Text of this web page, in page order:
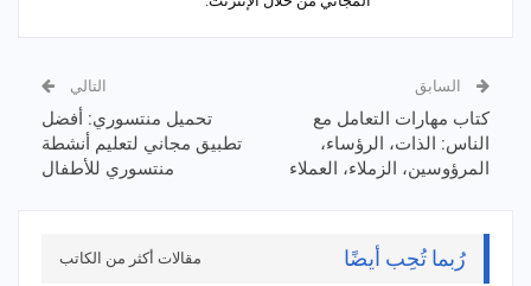
السابق
كتاب مهارات التعامل مع
الناس: الذات، الرؤساء،
المرؤوسين، الزملاء، العملاء
التالي
تحميل منتسوري: أفضل
تطبيق مجاني لتعليم أنشطة
منتسوري للأطفال
رُبما تُحِب أيضًا مقالات أكثر من الكاتب